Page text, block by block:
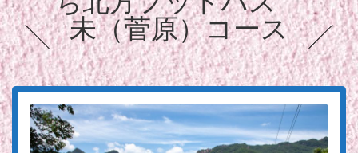
未（菅原）コース